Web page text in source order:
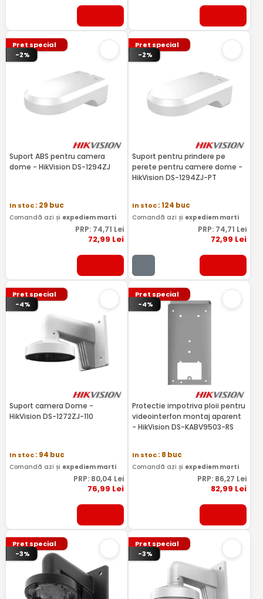
Pret special
-2%
Suport ABS pentru camera
dome - HikVision DS-1294ZJ
In stoc: 29 buc
Comandă azi și expediem marti
PRP: 74,71 Lei
72,99 Lei
Pret special
-2%
Suport pentru prindere pe
perete pentru camere dome -
HikVision DS-1294ZJ-PT
In stoc: 124 buc
Comandă azi și expediem marti
PRP: 74,71 Lei
72,99 Lei
Pret special
-4%
Suport camera Dome -
HikVision DS-1272ZJ-110
In stoc: 94 buc
Comandă azi și expediem marti
PRP: 80,04 Lei
76,99 Lei
Pret special
-4%
Protectie impotriva ploii pentru
videointerfon montaj aparent
- HikVision DS-KABV9503-RS
In stoc: 8 buc
Comandă azi și expediem marti
PRP: 86,27 Lei
82,99 Lei
Pret special
-3%
Pret special
-3%